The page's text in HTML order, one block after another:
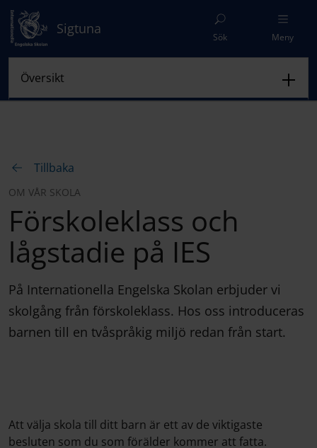
Sigtuna
Sök Meny
Tillbaka
OM VÅR SKOLA
Förskoleklass och
lågstadie på IES
På Internationella Engelska Skolan erbjuder vi
skolgång från förskoleklass. Hos oss introduceras
barnen till en tvåspråkig miljö redan från start.
Att välja skola till ditt barn är ett av de viktigaste
besluten som du som förälder kommer att fatta.